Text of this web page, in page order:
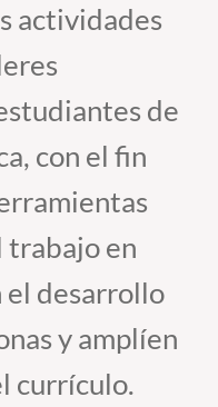
actividades
de
con el fin
trabajo en
el desarrollo
y amplíen
currículo.